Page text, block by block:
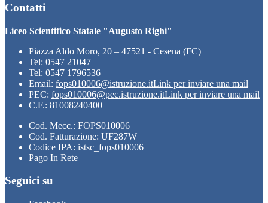
Contatti
Liceo Scientifico Statale "Augusto Righi"
Piazza Aldo Moro, 20 – 47521 - Cesena (FC)
Tel: 0547 21047
Tel: 0547 1796536
Email: fops010006@istruzione.itLink per inviare una mail
PEC: fops010006@pec.istruzione.itLink per inviare una mail
C.F.: 81008240400
Cod. Mecc.: FOPS010006
Cod. Fatturazione: UF287W
Codice IPA: istsc_fops010006
Pago In Rete
Seguici su